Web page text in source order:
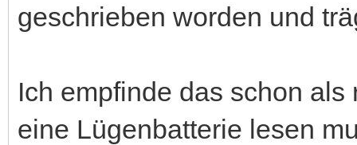
geschrieben worden und
Ich empfinde das schon
eine Lügenbatterie lesen